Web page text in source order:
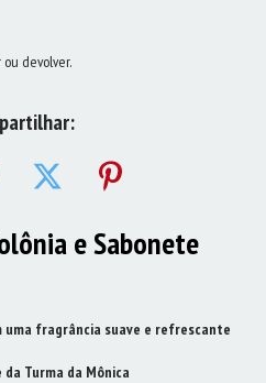
ou devolver.
e Sabonete
uma fragrância suave e refrescante
Turma da Mônica